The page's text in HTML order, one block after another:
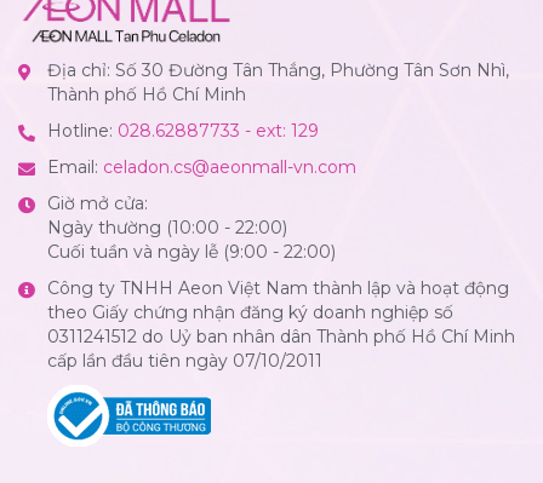
Địa chỉ: Số 30 Đường Tân Thắng, Phường Tân Sơn Nhì,
Thành phố Hồ Chí Minh
Hotline: 028.62887733 - ext: 129
Email: celadon.cs@aeonmall-vn.com
Giờ mở cửa:
Ngày thường (10:00 - 22:00)
Cuối tuần và ngày lễ (9:00 - 22:00)
Công ty TNHH Aeon Việt Nam thành lập và hoạt động
theo Giấy chứng nhận đăng ký doanh nghiệp số
0311241512 do Uỷ ban nhân dân Thành phố Hồ Chí Minh
cấp lần đầu tiên ngày 07/10/2011